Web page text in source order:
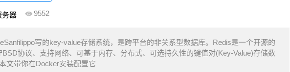
务器 9552
写的key-value存储系统，是跨平台的非关系型数据库。Redis是一个开源的
协议、支持网络、可基于内存、分布式、可选持久性的键值对(Key-Value)存储数
文带你在Docker安装配置它